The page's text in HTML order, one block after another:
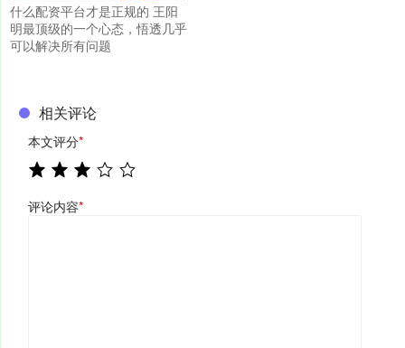
什么配资平台才是正规的 王阳
明最顶级的一个心态，悟透几乎
可以解决所有问题
相关评论
本文评分*
评论内容*